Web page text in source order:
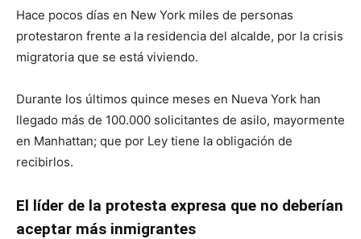
Hace pocos días en New York miles de personas
protestaron frente a la residencia del alcalde, por la crisis
migratoria que se está viviendo.
Durante los últimos quince meses en Nueva York han
llegado más de 100.000 solicitantes de asilo, mayormente
en Manhattan; que por Ley tiene la obligación de
recibirlos.
El líder de la protesta expresa que no deberían
aceptar más inmigrantes